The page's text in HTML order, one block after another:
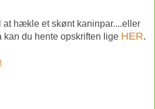
at hækle et skønt kaninpar....eller
kan du hente opskriften lige HER.